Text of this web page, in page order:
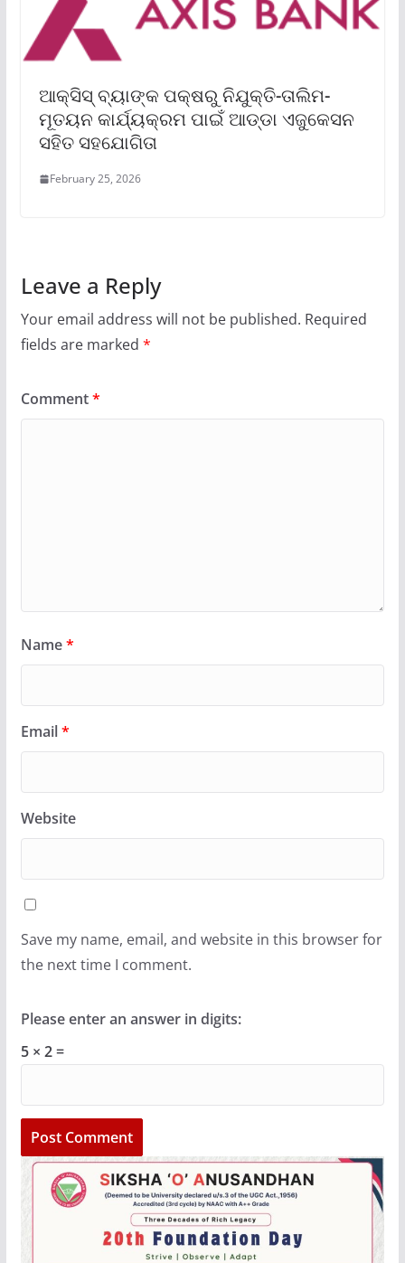
ଆକ୍ସିସ୍ ବ୍ୟାଙ୍କ ପକ୍ଷରୁ ନିଯୁକ୍ତି-ତାଲିମ-
ମୂତୟନ କାର୍ଯ୍ୟକ୍ରମ ପାଇଁ ଆଡ୍ଡା ଏଜୁକେସନ
ସହିତ ସହଯୋଗିତା
February 25, 2026
Leave a Reply
Your email address will not be published. Required
fields are marked *
Comment*
Name*
Email*
Website
Save my name, email, and website in this browser for
the next time I comment.
Please enter an answer in digits:
5 × 2 =